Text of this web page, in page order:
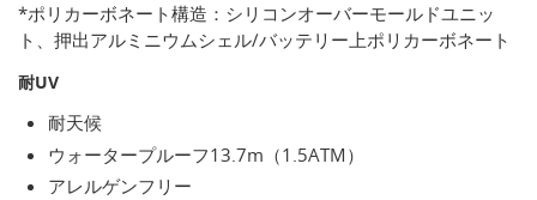
*ポリカーボネート構造：シリコンオーバーモールドユニッ
ト、押出アルミニウムシェル/バッテリー上ポリカーボネート
耐UV
耐天候
ウォータープルーフ13.7m（1.5ATM）
アレルゲンフリー